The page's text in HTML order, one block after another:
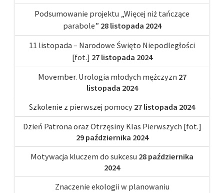
Podsumowanie projektu „Więcej niż tańczące
parabole” 28 listopada 2024
11 listopada – Narodowe Święto Niepodległości
[fot.] 27 listopada 2024
Movember. Urologia młodych mężczyzn 27
listopada 2024
Szkolenie z pierwszej pomocy 27 listopada 2024
Dzień Patrona oraz Otrzęsiny Klas Pierwszych [fot.]
29 października 2024
Motywacja kluczem do sukcesu 28 października
2024
Znaczenie ekologii w planowaniu